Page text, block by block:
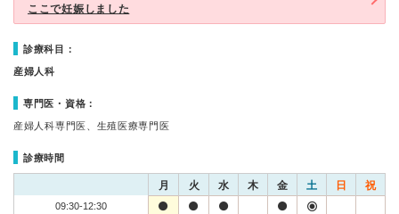
ここで妊娠しました
診療科目：
産婦人科
専門医・資格：
産婦人科専門医、生殖医療専門医
診療時間
月 火 水 木 金 土 日 祝
09:30-12:30